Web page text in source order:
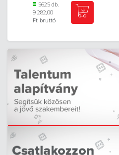
5625 db.
9 282,00
Ft bruttó